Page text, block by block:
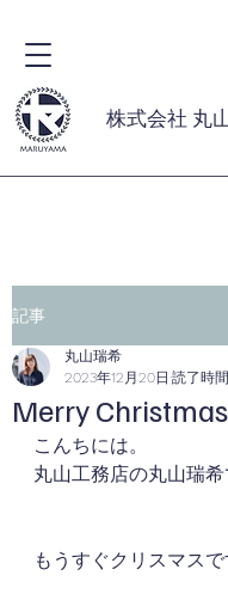
株式会社 丸
記事
Merry
丸山瑞希
2023年12月20日 読了時
こんちには。
丸山工務店の丸山瑞希
もうすぐクリスマスで